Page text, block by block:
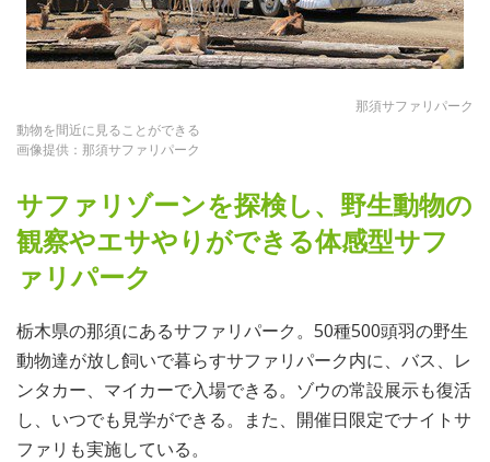
那須サファリパーク
動物を間近に見ることができる
画像提供：那須サファリパーク
サファリゾーンを探検し、野生動物の
観察やエサやりができる体感型サフ
ァリパーク
栃木県の那須にあるサファリパーク。50種500頭羽の野生
動物達が放し飼いで暮らすサファリパーク内に、バス、レ
ンタカー、マイカーで入場できる。ゾウの常設展示も復活
し、いつでも見学ができる。また、開催日限定でナイトサ
ファリも実施している。